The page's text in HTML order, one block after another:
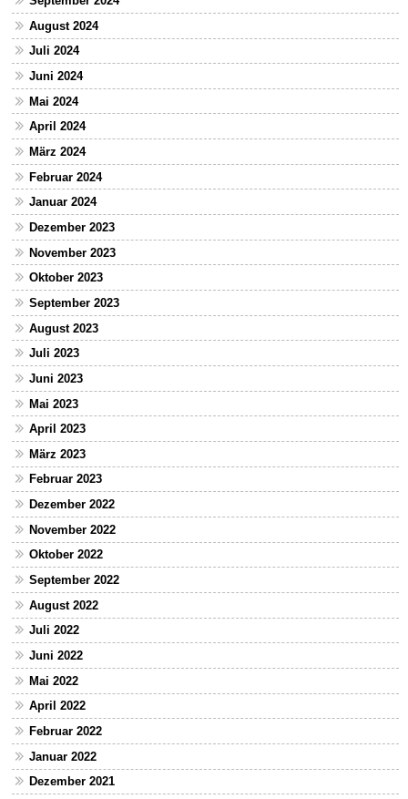
August 2024
Juli 2024
Juni 2024
Mai 2024
April 2024
März 2024
Februar 2024
Januar 2024
Dezember 2023
November 2023
Oktober 2023
September 2023
August 2023
Juli 2023
Juni 2023
Mai 2023
April 2023
März 2023
Februar 2023
Dezember 2022
November 2022
Oktober 2022
September 2022
August 2022
Juli 2022
Juni 2022
Mai 2022
April 2022
Februar 2022
Januar 2022
Dezember 2021